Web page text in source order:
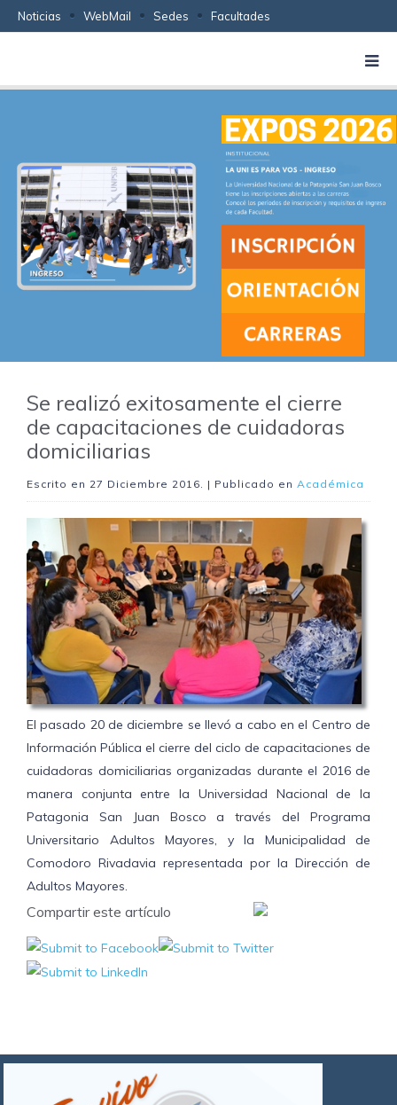
Noticias WebMail Sedes Facultades
Se realizó exitosamente el cierre
de capacitaciones de cuidadoras
domiciliarias
Escrito en 27 Diciembre 2016. | Publicado en Académica
El pasado 20 de diciembre se llevó a cabo en el Centro de
Información Pública el cierre del ciclo de capacitaciones de
cuidadoras domiciliarias organizadas durante el 2016 de
manera conjunta entre la Universidad Nacional de la
Patagonia San Juan Bosco a través del Programa
Universitario Adultos Mayores, y la Municipalidad de
Comodoro Rivadavia representada por la Dirección de
Adultos Mayores.
Compartir este artículo